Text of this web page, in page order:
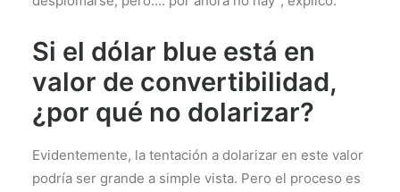
Si el dólar blue está en
valor de convertibilidad,
¿por qué no dolarizar?
Evidentemente, la tentación a dolarizar en este valor
podría ser grande a simple vista. Pero el proceso es